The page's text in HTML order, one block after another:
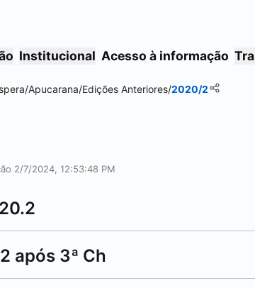
Institucional Acesso à informação
/Apucarana/Edições Anteriores/2020/2
2/7/2024, 12:53:48 PM
após 3ª Ch